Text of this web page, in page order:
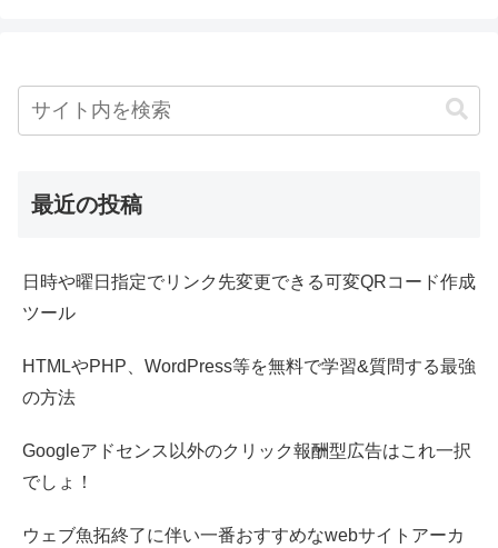
最近の投稿
日時や曜日指定でリンク先変更できる可変QRコード作成
ツール
HTMLやPHP、WordPress等を無料で学習&質問する最強
の方法
Googleアドセンス以外のクリック報酬型広告はこれ一択
でしょ！
ウェブ魚拓終了に伴い一番おすすめなwebサイトアーカ